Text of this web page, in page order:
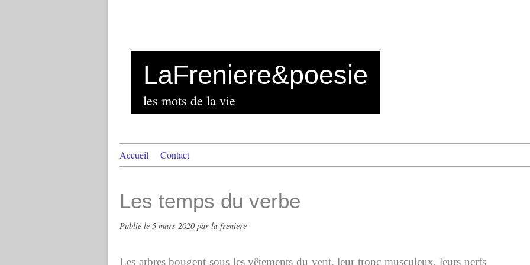
LaFreniere&poesie
les mots de la vie
Accueil Contact
Les temps du verbe
Publié le 5 mars 2020 par la freniere
Les arbres bougent sous les vêtements du vent, leur tronc musculeux, leurs nerfs